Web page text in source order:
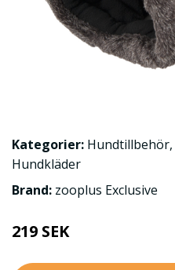
Kategorier: Hundtillbehör,
Hundkläder
Brand: zooplus Exclusive
219 SEK